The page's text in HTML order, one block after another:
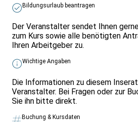
Bildungsurlaub beantragen
Der Veranstalter sendet Ihnen
zum Kurs sowie alle benötigten
Ihren Arbeitgeber zu.
Wichtige Angaben
Die Informationen zu diesem
Veranstalter. Bei Fragen oder zur
Sie ihn bitte direkt.
Buchung & Kursdaten